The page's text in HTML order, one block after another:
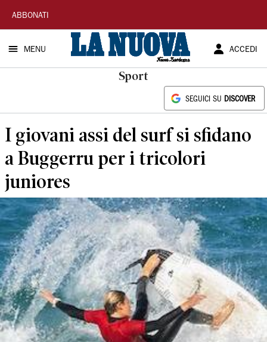
La
Nuova
Sardegna
ABBONATI
MENU ACCEDI
Sport
SEGUICI SU DISCOVER
I giovani assi del surf si sfidano
a Buggerru per i tricolori
juniores